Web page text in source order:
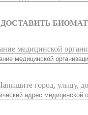
медицинской
город, улицу,